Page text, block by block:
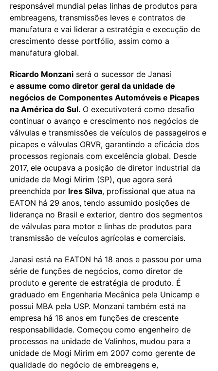
responsável mundial pelas linhas de produtos para
embreagens, transmissões leves e contratos de
manufatura e vai liderar a estratégia e execução de
crescimento desse portfólio, assim como a
manufatura global.
Ricardo Monzani será o sucessor de Janasi
e assume como diretor geral da unidade de
negócios de Componentes Automóveis e Picapes
na América do Sul. O executivoterá como desafio
continuar o avanço e crescimento nos negócios de
válvulas e transmissões de veículos de passageiros e
picapes e válvulas ORVR, garantindo a eficácia dos
processos regionais com excelência global. Desde
2017, ele ocupava a posição de diretor industrial da
unidade de Mogi Mirim (SP), que agora será
preenchida por Ires Silva, profissional que atua na
EATON há 29 anos, tendo assumido posições de
liderança no Brasil e exterior, dentro dos segmentos
de válvulas para motor e linhas de produtos para
transmissão de veículos agrícolas e comerciais.
Janasi está na EATON há 18 anos e passou por uma
série de funções de negócios, como diretor de
produto e gerente de estratégia de produto. É
graduado em Engenharia Mecânica pela Unicamp e
possui MBA pela USP. Monzani também está na
empresa há 18 anos em funções de crescente
responsabilidade. Começou como engenheiro de
processos na unidade de Valinhos, mudou para a
unidade de Mogi Mirim em 2007 como gerente de
qualidade do negócio de embreagens e,